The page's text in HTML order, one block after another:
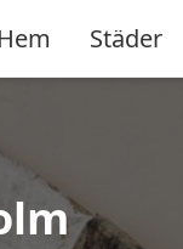
Hem Städer